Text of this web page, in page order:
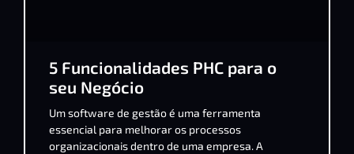
5 Funcionalidades PHC para o
seu Negócio
Um software de gestão é uma ferramenta
essencial para melhorar os processos
organizacionais dentro de uma empresa. A